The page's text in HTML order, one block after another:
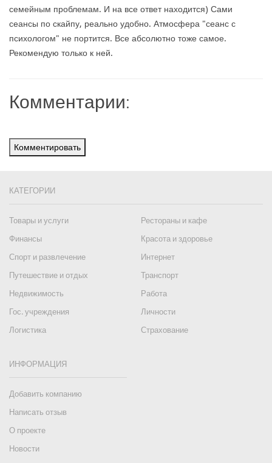
семейным проблемам. И на все ответ находится) Сами
сеансы по скайпу, реально удобно. Атмосфера "сеанс с
психологом" не портится. Все абсолютно тоже самое.
Рекомендую только к ней.
Комментарии:
Комментировать
КАТЕГОРИИ
Товары и услуги
Рестораны и кафе
Финансы
Красота и здоровье
Спорт и развлечение
Интернет
Путешествие и отдых
Транспорт
Недвижимость
Работа
Гос. учреждения
Личности
Логистика
Страхование
ИНФОРМАЦИЯ
Добавить компанию
Написать отзыв
О проекте
Новости